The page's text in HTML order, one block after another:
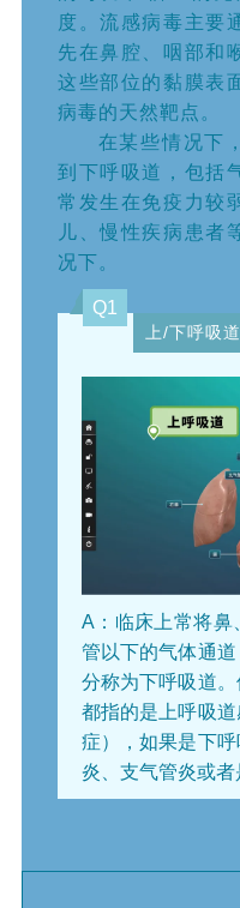
度。流感病毒主要
先在鼻腔、咽部和
这些部位的黏膜表
病毒的天然靶点。
在某些情况下
到下呼吸道，包括
常发生在免疫力较
儿、慢性疾病患者
况下。
Q1
上/下呼吸
A：临床上常将鼻
管以下的气体通
分称为下呼吸道
都指的是上呼吸
症），如果是下
炎、支气管炎或者